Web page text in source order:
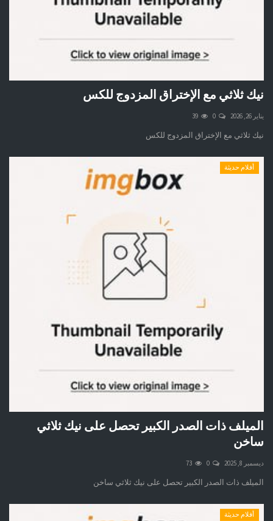
نيك ثلاثي مع الإختراق المزدوج للكس
يناير 26, 2026 0
39
نيك ثلاثي مع الإختراق المزدوج للكس
أفلام حديثة
الميلف ذات الصدر الكبير تحصل على نيك ثلاثي
ساخن
ديسمبر 8, 2025 0
73
الميلف ذات الصدر الكبير تحصل على نيك ثلاثي ساخن
أفلام حديثة